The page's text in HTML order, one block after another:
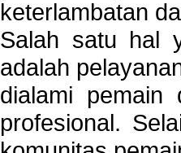
keterlambatan
Salah satu hal
adalah
dialami pemain
profesional.